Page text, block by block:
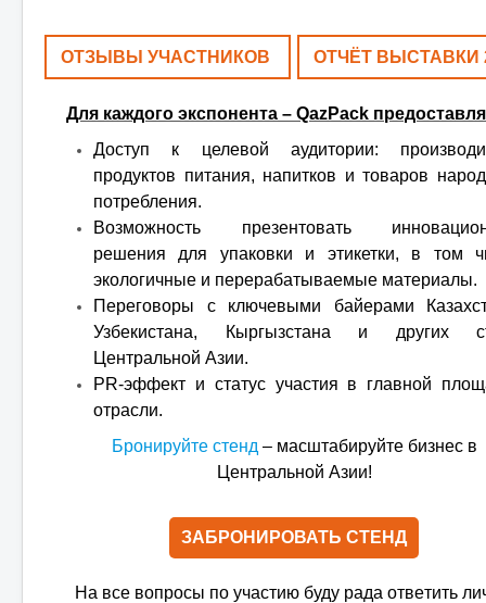
ОТЗЫВЫ УЧАСТНИКОВ ОТЧЁТ
Для каждого экспонента – QazPack
Доступ к целевой аудитории:
продуктов питания, напитков и товаров
потребления.
Возможность презентовать
решения для упаковки и этикетки, в том
экологичные и перерабатываемые материалы.
Переговоры с ключевыми байерами
Узбекистана, Кыргызстана и других
Центральной Азии.
PR-эффект и статус участия в главной
отрасли.
Бронируйте стенд – масштабируйте бизнес в
Центральной Азии!
ЗАБРОНИРОВАТЬ СТEНД
На всe вопросы по участию буду рада отвeтить